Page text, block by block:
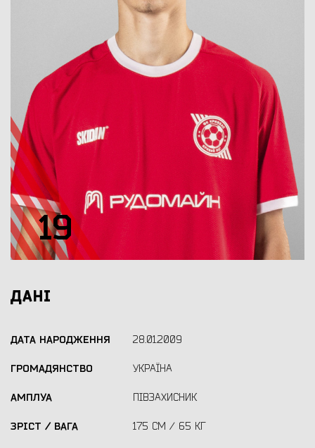
19
ДАНІ
ДАТА НАРОДЖЕННЯ 28.01.2009
ГРОМАДЯНСТВО УКРАЇНА
АМПЛУА ПІВЗАХИСНИК
ЗРІСТ / ВАГА 175 СМ / 65 КГ